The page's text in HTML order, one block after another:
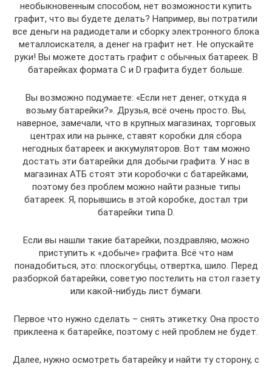
необыкновенным способом, нет возможности купить
графит, что вы будете делать? Например, вы потратили
все деньги на радиодетали и сборку электронного блока
металлоискателя, а денег на графит нет. Не опускайте
руки! Вы можете достать графит с обычных батареек. В
батарейках формата C и D графита будет больше.
Вы возможно подумаете: «Если нет денег, откуда я
возьму батарейки?». Друзья, всё очень просто. Вы,
наверное, замечали, что в крупных магазинах, торговых
центрах или на рынке, ставят коробки для сбора
негодных батареек и аккумуляторов. Вот там можно
достать эти батарейки для добычи графита. У нас в
магазинах АТБ стоят эти коробочки с батарейками,
поэтому без проблем можно найти разные типы
батареек. Я, порывшись в этой коробке, достал три
батарейки типа D.
Если вы нашли такие батарейки, поздравляю, можно
приступить к «добыче» графита. Всё что нам
понадобиться, это: плоскогубцы, отвертка, шило. Перед
разборкой батарейки, советую постелить на стол газету
или какой-нибудь лист бумаги.
Первое что нужно сделать – снять этикетку. Она просто
приклеена к батарейке, поэтому с ней проблем не будет.
Далее, нужно осмотреть батарейку и найти ту сторону, с